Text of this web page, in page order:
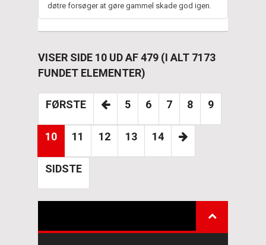
døtre forsøger at gøre gammel skade god igen.
VISER SIDE 10 UD AF 479 (I ALT 7173
FUNDET ELEMENTER)
FØRSTE 5 6 7 8 9
10 11 12 13 14
SIDSTE